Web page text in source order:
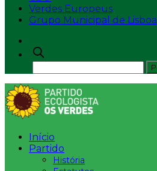
Verdes Europeus
Grupo Municipal de Lisboa
Início
Partido
História